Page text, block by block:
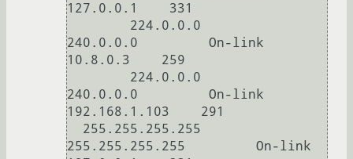
127.0.0.1    331
240.0.0.0         On-link
10.8.0.3    259
240.0.0.0         On-link
192.168.1.103    291
255.255.255.255         On-link